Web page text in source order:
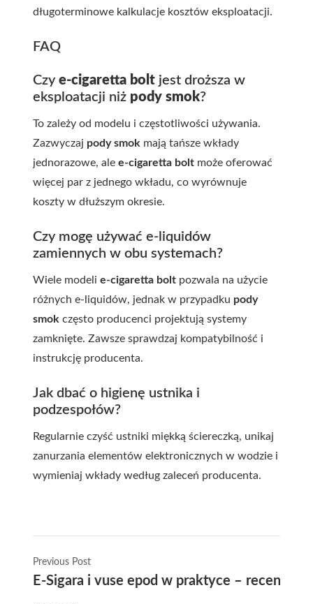
długoterminowe kalkulacje kosztów eksploatacji.
FAQ
Czy e-cigaretta bolt jest droższa w
eksploatacji niż pody smok?
To zależy od modelu i częstotliwości używania.
Zazwyczaj pody smok mają tańsze wkłady
jednorazowe, ale e-cigaretta bolt może oferować
więcej par z jednego wkładu, co wyrównuje
koszty w dłuższym okresie.
Czy mogę używać e-liquidów
zamiennych w obu systemach?
Wiele modeli e-cigaretta bolt pozwala na użycie
różnych e-liquidów, jednak w przypadku pody
smok często producenci projektują systemy
zamknięte. Zawsze sprawdzaj kompatybilność i
instrukcję producenta.
Jak dbać o higienę ustnika i
podzespołów?
Regularnie czyść ustniki miękką ściereczką, unikaj
zanurzania elementów elektronicznych w wodzie i
wymieniaj wkłady według zaleceń producenta.
Previous Post
E-Sigara i vuse epod w praktyce – recenzja